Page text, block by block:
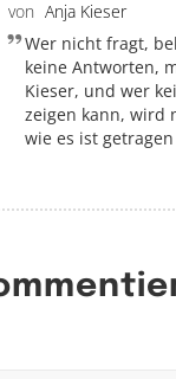
von Anja Kieser
Wer nicht fragt,
keine Antworten,
Kieser, und wer
zeigen kann, wird
wie es ist